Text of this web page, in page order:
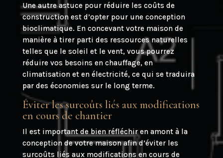
Une autre astuce pour réduire les coûts de
construction est d’opter pour une conception
bioclimatique. En concevant votre maison de
manière à tirer parti des ressources naturelles
telles que le soleil et le vent, vous pourrez
réduire vos besoins en chauffage, en
climatisation et en électricité, ce qui se traduira
par des économies sur le long terme.
Éviter les surcoûts liés aux modifications
en cours de chantier
Il est important de bien réfléchir en amont à la
conception de votre maison afin d’éviter les
surcoûts liés aux modifications en cours de